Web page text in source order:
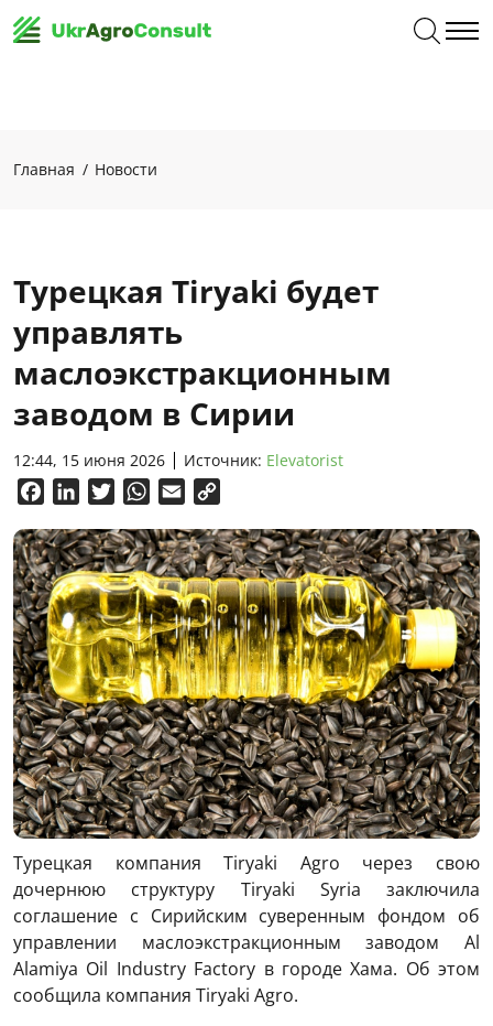
Главная Новости
Турецкая Tiryaki будет
управлять
маслоэкстракционным
заводом в Сирии
12:44, 15 июня 2026 Источник: Elevatorist
FacebookLinkedInTwitterWhatsApp
Email
Турецкая компания Tiryaki Agro через свою
дочернюю структуру Tiryaki Syria заключила
соглашение с Сирийским суверенным фондом об
управлении маслоэкстракционным заводом Al
Alamiya Oil Industry Factory в городе Хама. Об этом
сообщила компания Tiryaki Agro.